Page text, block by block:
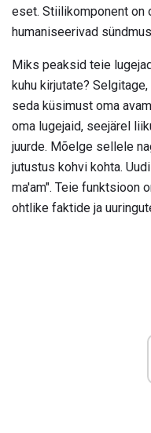
eset. Stiilikomponent on
humaniseerivad
Miks peaksid teie
kuhu kirjutate?
seda küsimust oma
oma lugejaid, seejärel
juurde. Mõelge sellele
jutustus kohvi kohta.
ma'am". Teie funktsioon
ohtlike faktide ja